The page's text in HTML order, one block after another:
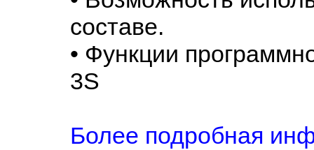
составе.
• Функции
3S
Более подробная